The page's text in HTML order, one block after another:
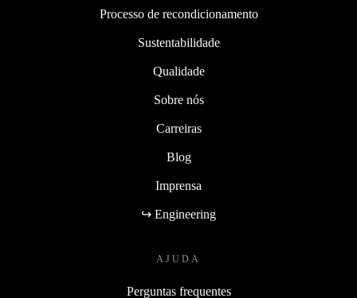
Processo de recondicionamento
Sustentabilidade
Qualidade
Sobre nós
Carreiras
Blog
Imprensa
↪ Engineering
AJUDA
Perguntas frequentes